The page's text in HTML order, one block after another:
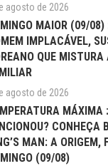
agosto de 2026
MAIOR (09/08)
IMPLACÁVEL,
QUE
agosto de 2026
MÁXIMA
CONHEÇA
MAN: A ORIGEM,
(09/08)